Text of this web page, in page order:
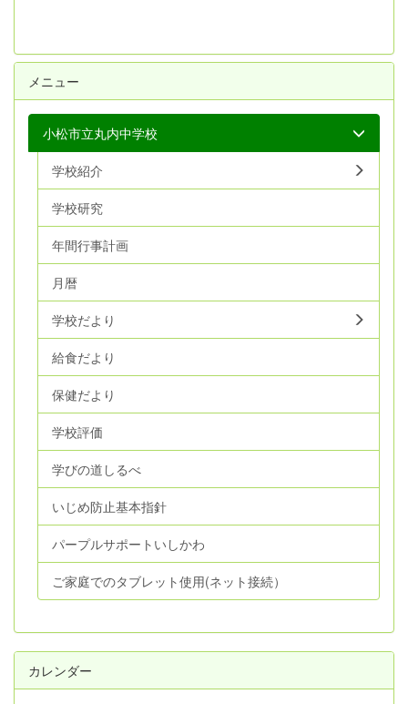
メニュー
小松市立丸内中学校
学校紹介
学校研究
年間行事計画
月暦
学校だより
給食だより
保健だより
学校評価
学びの道しるべ
いじめ防止基本指針
パープルサポートいしかわ
ご家庭でのタブレット使用(ネット接続）
カレンダー